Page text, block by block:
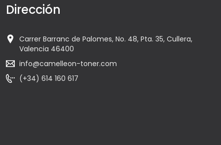
Dirección
Carrer Barranc de Palomes, No. 48, Pta. 35, Cullera,
Valencia 46400
info@camelleon-toner.com
(+34) 614 160 617